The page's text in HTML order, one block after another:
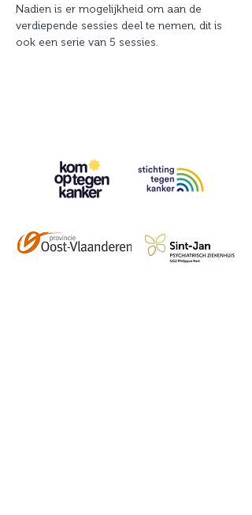
Nadien is er mogelijkheid om aan de
verdiepende sessies deel te nemen, dit is
ook een serie van 5 sessies.